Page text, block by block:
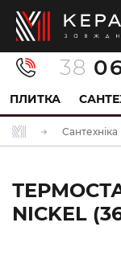
38
ПЛИТКА
Сантехніка
NICKEL